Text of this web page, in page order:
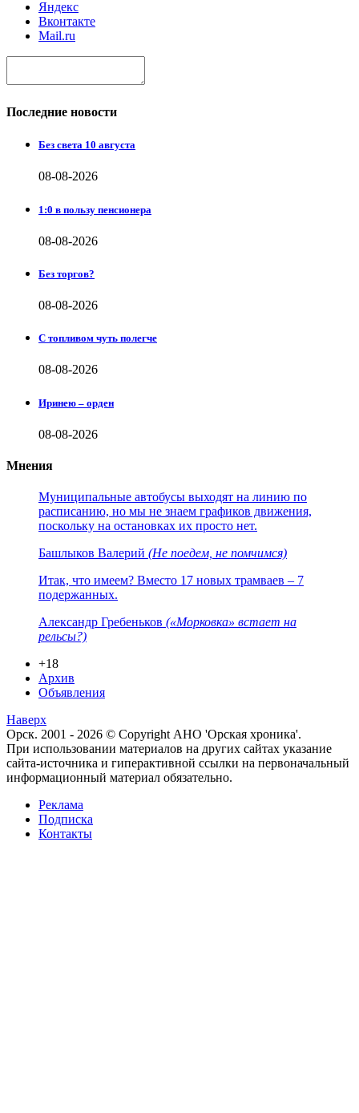
Яндекс
Вконтакте
Mail.ru
Последние новости
Без света 10 августа
08-08-2026
1:0 в пользу пенсионера
08-08-2026
Без торгов?
08-08-2026
С топливом чуть полегче
08-08-2026
Иринею – орден
08-08-2026
Мнения
Муниципальные автобусы выходят на линию по
расписанию, но мы не знаем графиков движения,
поскольку на остановках их просто нет.
Башлыков Валерий (Не поедем, не помчимся)
Итак, что имеем? Вместо 17 новых трамваев – 7
подержанных.
Александр Гребеньков («Морковка» встает на
рельсы?)
+18
Архив
Объявления
Наверх
Орск. 2001 - 2026 © Copyright АНО 'Орская хроника'.
При использовании материалов на других сайтах указание
сайта-источника и гиперактивной ссылки на первоначальный
информационный материал обязательно.
Реклама
Подписка
Контакты